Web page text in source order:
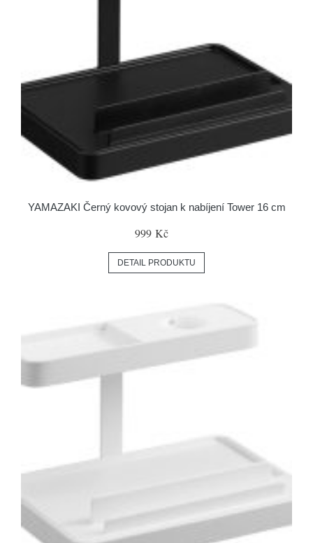
YAMAZAKI Černý kovový stojan k nabíjení Tower 16 cm
999 Kč
DETAIL PRODUKTU